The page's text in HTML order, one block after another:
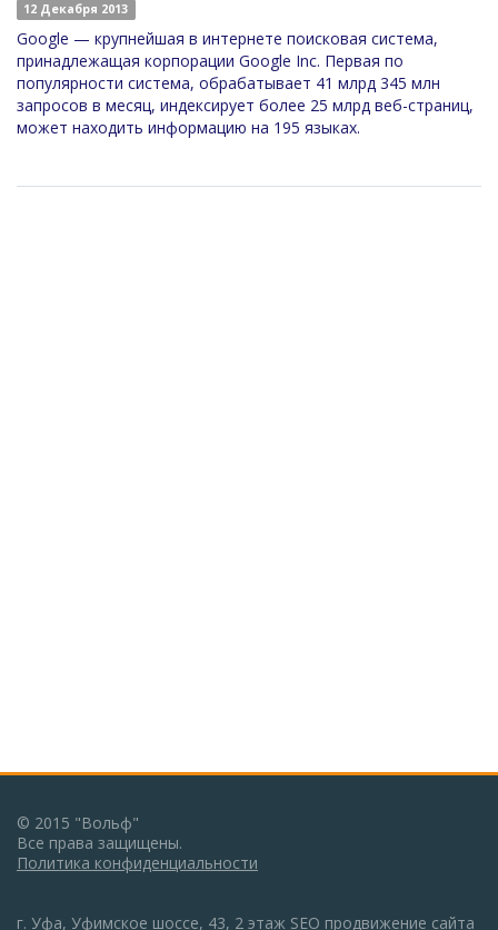
12 Декабря 2013
Google — крупнейшая в интернете поисковая система,
принадлежащая корпорации Google Inc. Первая по
популярности система, обрабатывает 41 млрд 345 млн
запросов в месяц, индексирует более 25 млрд веб-страниц,
может находить информацию на 195 языках.
© 2015 "Вольф"
Все права защищены.
Политика конфиденциальности
г. Уфа, Уфимское шоссе, 43, 2 этаж SEO продвижение сайта